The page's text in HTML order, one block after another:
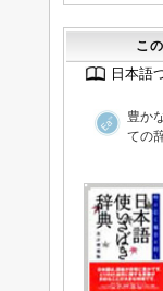
こ
日本語
豊か
ての